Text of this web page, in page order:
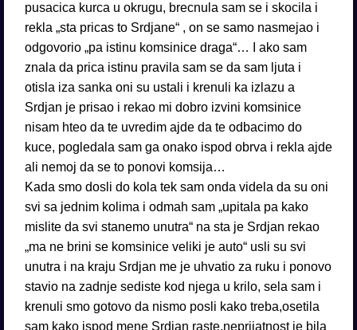
pusacica kurca u okrugu, brecnula sam se i skocila i
rekla „sta pricas to Srdjane“ , on se samo nasmejao i
odgovorio „pa istinu komsinice draga“… I ako sam
znala da prica istinu pravila sam se da sam ljuta i
otisla iza sanka oni su ustali i krenuli ka izlazu a
Srdjan je prisao i rekao mi dobro izvini komsinice
nisam hteo da te uvredim ajde da te odbacimo do
kuce, pogledala sam ga onako ispod obrva i rekla ajde
ali nemoj da se to ponovi komsija…
Kada smo dosli do kola tek sam onda videla da su oni
svi sa jednim kolima i odmah sam „upitala pa kako
mislite da svi stanemo unutra“ na sta je Srdjan rekao
„ma ne brini se komsinice veliki je auto“ usli su svi
unutra i na kraju Srdjan me je uhvatio za ruku i ponovo
stavio na zadnje sediste kod njega u krilo, sela sam i
krenuli smo gotovo da nismo posli kako treba,osetila
sam kako ispod mene Srdjan raste,neprijatnost je bila